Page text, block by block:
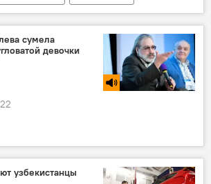
сумела
девочки
узбекистанцы